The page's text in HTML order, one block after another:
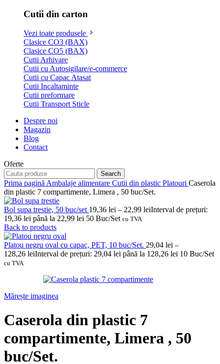
Cutii din carton
Vezi toate produsele
Clasice CO3 (BAX)
Clasice CO5 (BAX)
Cutii Arhivare
Cutii cu Autosigilare/e-commerce
Cutii cu Capac Atasat
Cutii Incaltaminte
Cutii preformare
Cutii Transport Sticle
Despre noi
Magazin
Blog
Contact
Oferte
Search
Prima pagină Ambalaje alimentare Cutii din plastic Platouri Caserola
din plastic 7 compartimente, Limera , 50 buc/Set.
Bol supa trestie, 50 buc/set 19,36 lei – 22,99 leiInterval de prețuri:
19,36 lei până la 22,99 lei 50 Buc/Set cu TVA
Back to products
Platou negru oval cu capac, PET, 10 buc/Set. 29,04 lei –
128,26 leiInterval de prețuri: 29,04 lei până la 128,26 lei 10 Buc/Set
cu TVA
Mărește imaginea
Caserola din plastic 7
compartimente, Limera , 50
buc/Set.